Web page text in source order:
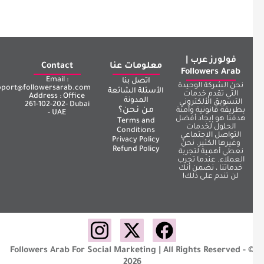
فولورز عرب |
Followers Arab
نحن الشركة الوحيدة
التي تقدم خدمات
التسويق الألكتروني
بطريقة قانونية وأمنة
هدفنا هو إيجاد أفضل
الحلول لخدمات
التواصل الاجتماعي
وغيرها الكثير. نحن
نعطي أهمية لتجربة
العملاء. عندما تجرب
خدماتنا ، نضمن أنك
لن تندم على ذلك!
معلومات عنا
اتصل بنا
الأسئلة الشائعة
المدونة
من نحن؟
Terms and
Conditions
Privacy Policy
Refund Policy
Contact
Email :
support@followersarab.com
Address : Office
261-102-202- Dubai
- UAE
Followers Arab For Social Marketing | All Rights Reserved -